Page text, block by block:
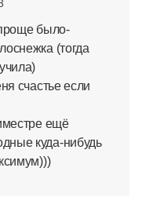
проще было-
(тогда
счастье если
ещё
куда-нибудь